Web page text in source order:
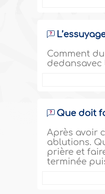
Comment
dedansavec
Que doit
Après avoir
ablutions.
prière et
terminée